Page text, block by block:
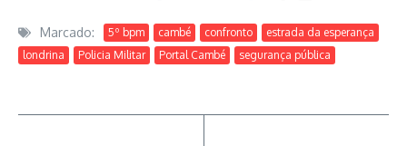
Marcado: 5º bpm cambé confronto
estrada da esperança
londrina
Policia Militar Portal Cambé segurança pública